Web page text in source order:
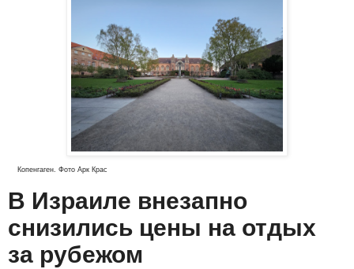
Копенгаген. Фото Арк Крас
В Израиле внезапно
снизились цены на отдых
за рубежом